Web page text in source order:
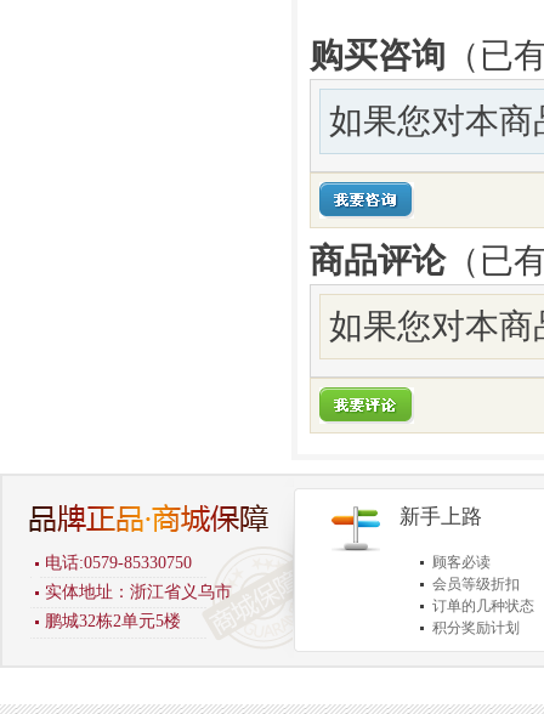
购买咨询 （已
如果您对本
商品评论（已
如果您对本
电话:0579-85330750
实体地址：浙江省义乌市
鹏城32栋2单元5楼
新手上路
顾客必读
会员等级折扣
订单的几种状态
积分奖励计划
商品退货保障